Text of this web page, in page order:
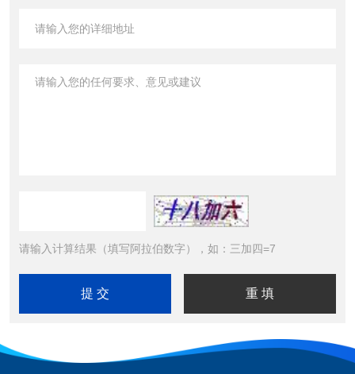
请输入计算结果（填写阿拉伯数字），如：三加四=7